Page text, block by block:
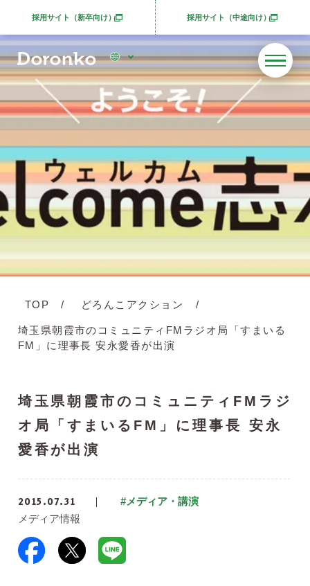
採用サイト（新卒向け）別ウィンドウで開きます 採用サイト（中途向け）別ウィンドウで開きま
TOP どろんこアクション
埼玉県朝霞市のコミュニティFMラジオ局「すまいる
FM」に理事長 安永愛香が出演
埼玉県朝霞市のコミュニティFMラジ
オ局「すまいるFM」に理事長 安永
愛香が出演
2015.07.31
#メディア・講演
メディア情報